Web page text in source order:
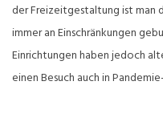
der Freizeitgestaltung ist man
immer an Einschränkungen
Einrichtungen haben jedoch
einen Besuch auch in